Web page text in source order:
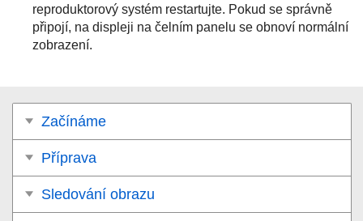
reproduktorový systém restartujte. Pokud se správně
připojí, na displeji na čelním panelu se obnoví normální
zobrazení.
Začínáme
Příprava
Sledování obrazu